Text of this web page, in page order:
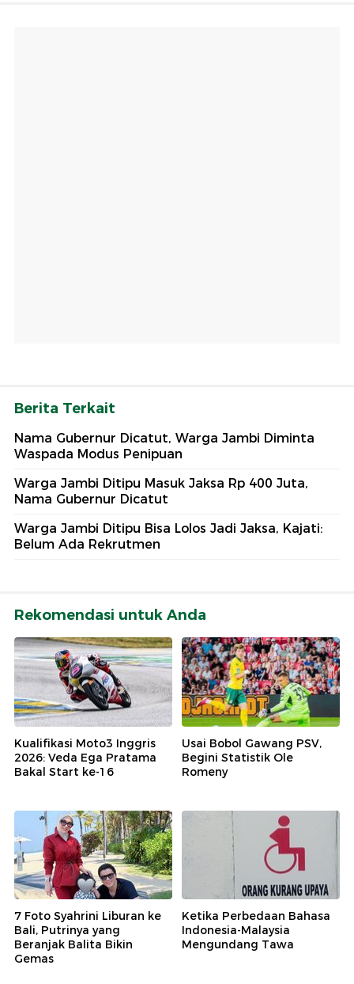
Berita Terkait
Nama Gubernur Dicatut, Warga Jambi Diminta
Waspada Modus Penipuan
Warga Jambi Ditipu Masuk Jaksa Rp 400 Juta,
Nama Gubernur Dicatut
Warga Jambi Ditipu Bisa Lolos Jadi Jaksa, Kajati:
Belum Ada Rekrutmen
Rekomendasi untuk Anda
Kualifikasi Moto3 Inggris
2026: Veda Ega Pratama
Bakal Start ke-16
Usai Bobol Gawang PSV,
Begini Statistik Ole
Romeny
7 Foto Syahrini Liburan ke
Bali, Putrinya yang
Beranjak Balita Bikin
Gemas
Ketika Perbedaan Bahasa
Indonesia-Malaysia
Mengundang Tawa